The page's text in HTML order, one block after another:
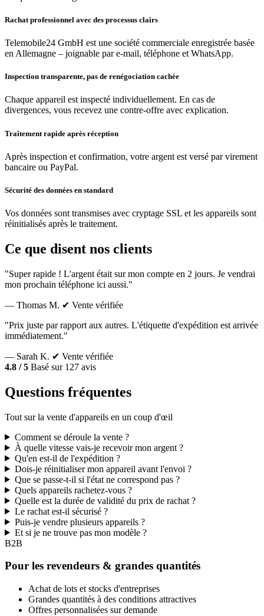
Rachat professionnel avec des processus clairs
Telemobile24 GmbH est une société commerciale enregistrée basée
en Allemagne – joignable par e-mail, téléphone et WhatsApp.
Inspection transparente, pas de renégociation cachée
Chaque appareil est inspecté individuellement. En cas de
divergences, vous recevez une contre-offre avec explication.
Traitement rapide après réception
Après inspection et confirmation, votre argent est versé par virement
bancaire ou PayPal.
Sécurité des données en standard
Vos données sont transmises avec cryptage SSL et les appareils sont
réinitialisés après le traitement.
Ce que disent nos clients
"Super rapide ! L'argent était sur mon compte en 2 jours. Je vendrai
mon prochain téléphone ici aussi."
— Thomas M. ✔ Vente vérifiée
"Prix juste par rapport aux autres. L'étiquette d'expédition est arrivée
immédiatement."
— Sarah K. ✔ Vente vérifiée
4.8 / 5 Basé sur 127 avis
Questions fréquentes
Tout sur la vente d'appareils en un coup d'œil
Comment se déroule la vente ?
À quelle vitesse vais-je recevoir mon argent ?
Qu'en est-il de l'expédition ?
Dois-je réinitialiser mon appareil avant l'envoi ?
Que se passe-t-il si l'état ne correspond pas ?
Quels appareils rachetez-vous ?
Quelle est la durée de validité du prix de rachat ?
Le rachat est-il sécurisé ?
Puis-je vendre plusieurs appareils ?
Et si je ne trouve pas mon modèle ?
B2B
Pour les revendeurs & grandes quantités
Achat de lots et stocks d'entreprises
Grandes quantités à des conditions attractives
Offres personnalisées sur demande